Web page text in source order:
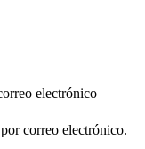
electrónico
correo electrónico.